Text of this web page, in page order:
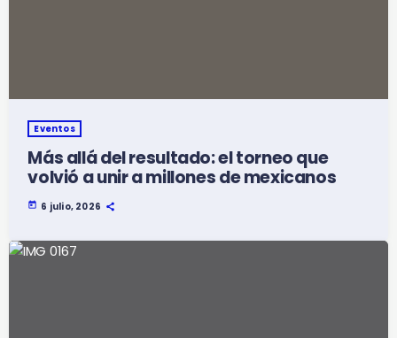
Eventos
Más allá del resultado: el torneo que
volvió a unir a millones de mexicanos
today 6 julio, 2026